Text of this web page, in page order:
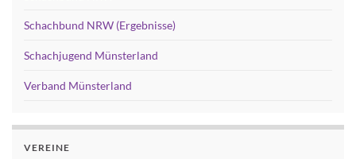
Schachbund NRW (Ergebnisse)
Schachjugend Münsterland
Verband Münsterland
VEREINE